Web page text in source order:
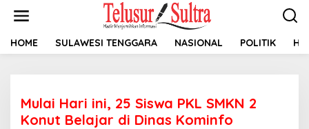
t
HOME SULAWESI TENGGARA NASIONAL POLITIK
Mulai Hari ini, 25 Siswa PKL SMKN 2
Konut Belajar di Dinas Kominfo